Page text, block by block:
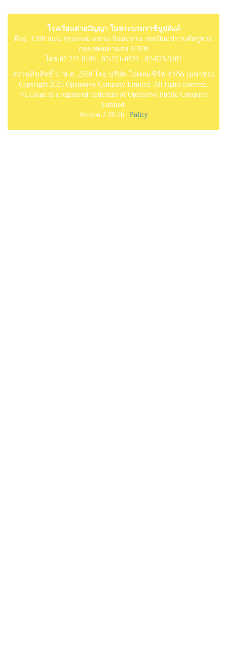
โรงเรียนสายปัญญา ในพระบรมราชินูปถัมภ์
ที่อยู่: 1598 ถนน กรุงเกษม แขวง ป้อมปราบ เขตป้อมปราบศัตรูพ่าย
กรุงเทพมหานคร 10100
โทร.02 221 0196 , 02-221-0824 , 02-623-3402
สงวนลิขสิทธิ์ © พ.ศ. 2568 โดย บริษัท โอเพ่นเซิร์ฟ จำกัด (มหาชน)
Copyright 2025 Openserve Company Limited. All rights reserved.
VLCloud is a registered trademart of Openserve Public Company
Limited.
Version 2.30.1b | Policy